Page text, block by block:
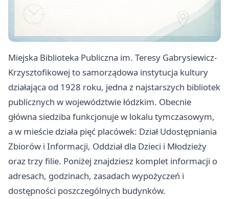
Miejska Biblioteka Publiczna im. Teresy Gabrysiewicz-
Krzysztofikowej to samorządowa instytucja kultury
działająca od 1928 roku, jedna z najstarszych bibliotek
publicznych w województwie łódzkim. Obecnie
główna siedziba funkcjonuje w lokalu tymczasowym,
a w mieście działa pięć placówek: Dział Udostępniania
Zbiorów i Informacji, Oddział dla Dzieci i Młodzieży
oraz trzy filie. Poniżej znajdziesz komplet informacji o
adresach, godzinach, zasadach wypożyczeń i
dostępności poszczególnych budynków.